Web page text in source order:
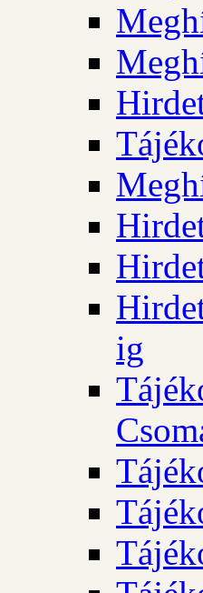
ig